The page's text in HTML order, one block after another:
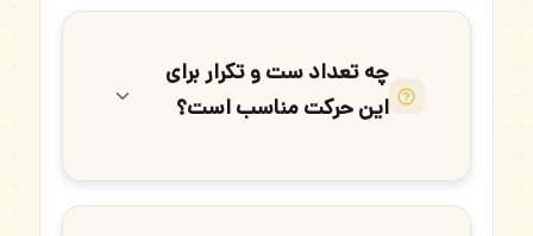
چه تعداد ست و تکرار برای
این حرکت مناسب است؟